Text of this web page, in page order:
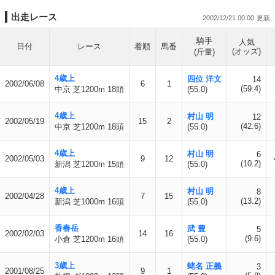
出走レース 2002/12/21 00:00
日付 レース 着順 馬番
騎手
(斤量)
人気
(オッズ)
2002/06/08
4歳上
中京 芝1200m 18頭
6 1
四位 洋文
(55.0)
14
(59.4)
2002/05/19
4歳上
中京 芝1200m 18頭
15 2
村山 明
(55.0)
12
(42.6)
2002/05/03
4歳上
新潟 芝1200m 15頭
9 12
村山 明
(55.0)
6
(10.2)
2002/04/28
4歳上
新潟 芝1000m 16頭
7 15
村山 明
(55.0)
8
(13.2)
2002/02/03
香春岳
小倉 芝1200m 16頭
14 16
武 豊
(55.0)
5
(9.6)
2001/08/25
3歳上
9 1
蛯名 正義
3